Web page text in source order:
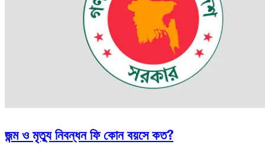
জন্ম ও মৃত্যু নিবন্ধন ফি কোন বয়সে কত?